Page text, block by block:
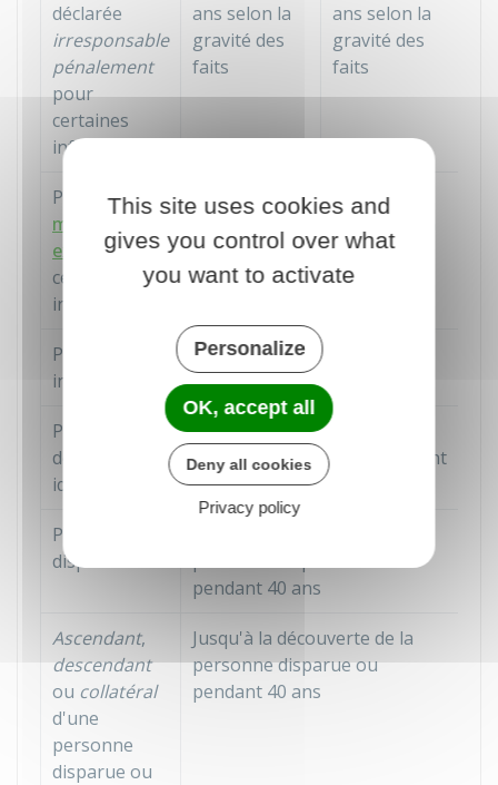
déclarée
irresponsable
pénalement
pour
certaines
infractions
ans selon la
gravité des
faits
ans selon la
gravité des
faits
Personne
mise en
examenpour
certaines
infractions
De 15 à 25
gravité des
faits
De 10 à 15
gravité des
faits
Personne
inconnue
De 25 à 40 ans
Personne
décédée non
identifiée
Jusqu'à l'identification de la
personne décédée ou pendant
40 ans
Personne
disparue
pendant 40 ans
Ascendant,
descendant
ou collatéral
d'une
personne
disparue ou
Jusqu'à la découverte de la
personne disparue ou
pendant 40 ans
This site uses cookies and
gives you control over what
you want to activate
Personalize
OK, accept all
Deny all cookies
Privacy policy